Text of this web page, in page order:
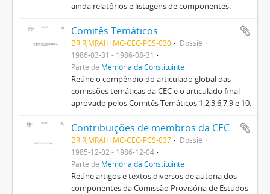
ainda relatórios e listagens de componentes.
Comitês Temáticos
BR RJMRAHI MC-CEC-PCS-030
Dossiê
1986-03-31 - 1986-08-31
Parte de Memória da Constituinte
Reúne o compêndio do articulado global das
comissões temáticas da CEC e o articulado final
aprovado pelos Comitês Temáticos 1,2,3,6,7,9 e 10.
Contribuições de membros da CEC
BR RJMRAHI MC-CEC-PCS-037
Dossiê
1985-12-02 - 1986-12-04
Parte de Memória da Constituinte
Reúne artigos e textos diversos de autoria dos
componentes da Comissão Provisória de Estudos